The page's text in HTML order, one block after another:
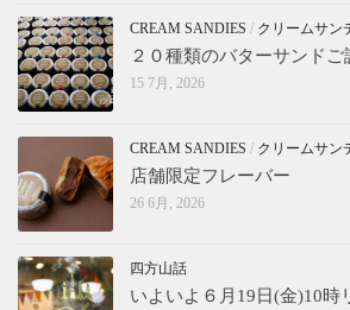
CREAM SANDIES / クリームサン
２０種類のバターサンドご
15 7月, 2026
CREAM SANDIES / クリームサン
店舗限定フレーバー
26 6月, 2026
四方山話
いよいよ６月19日(金)10時